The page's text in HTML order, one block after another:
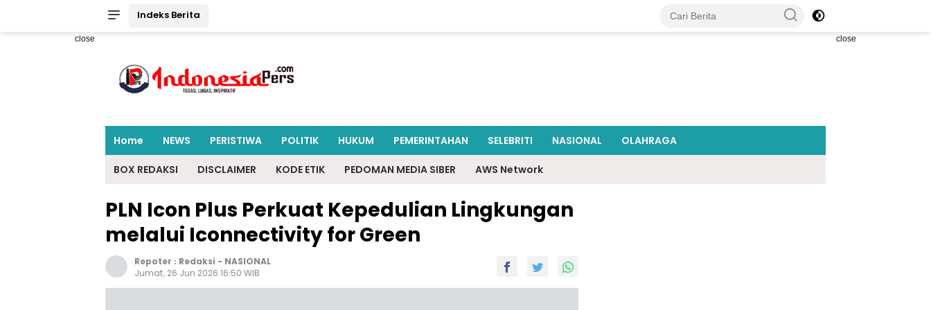
Indeks Berita
close close
Home NEWS PERISTIWA POLITIK HUKUM PEMERINTAHAN SELEBRITI NASIONAL OLAHRAGA
BOX REDAKSI DISCLAIMER KODE ETIK PEDOMAN MEDIA SIBER AWS Network
PLN Icon Plus Perkuat Kepedulian Lingkungan
melalui Iconnectivity for Green
Repoter : Redaksi - NASIONAL
Jumat, 26 Jun 2026 16:50 WIB